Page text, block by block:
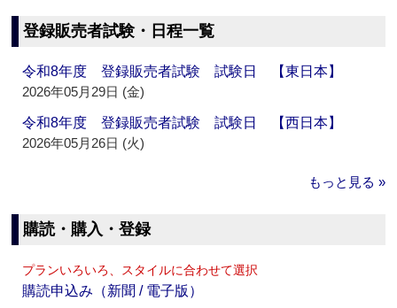
登録販売者試験・日程一覧
令和8年度 登録販売者試験 試験日 【東日本】
2026年05月29日 (金)
令和8年度 登録販売者試験 試験日 【西日本】
2026年05月26日 (火)
もっと見る »
購読・購入・登録
プランいろいろ、スタイルに合わせて選択
購読申込み（新聞 / 電子版）